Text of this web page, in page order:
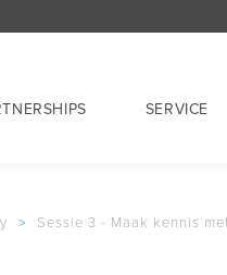
SERVICE
> Sessie 3 - Maak kennis